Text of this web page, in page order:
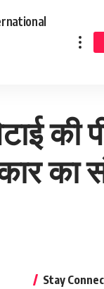
की
का
Stay